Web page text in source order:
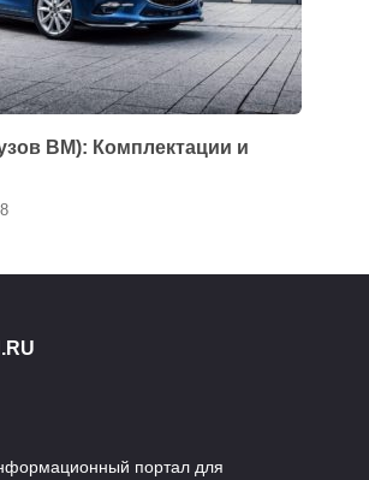
BM): Комплектации и
портал для